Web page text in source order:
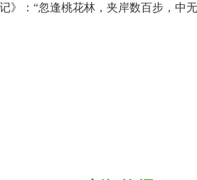
》：“忽逢桃花林，夹岸数百步，中